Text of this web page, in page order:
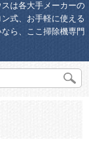
は各大手メーカーの
式、お手軽に使える
ら、ここ掃除機専門